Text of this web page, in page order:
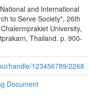
and International
to Serve Society", 26th
University,
Thailand. p. 900-
handle/123456789/2268
Document